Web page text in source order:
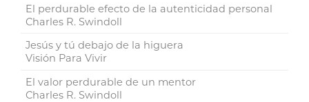
El perdurable efecto de la autenticidad personal
Charles R. Swindoll
Jesús y tú debajo de la higuera
Visión Para Vivir
El valor perdurable de un mentor
Charles R. Swindoll